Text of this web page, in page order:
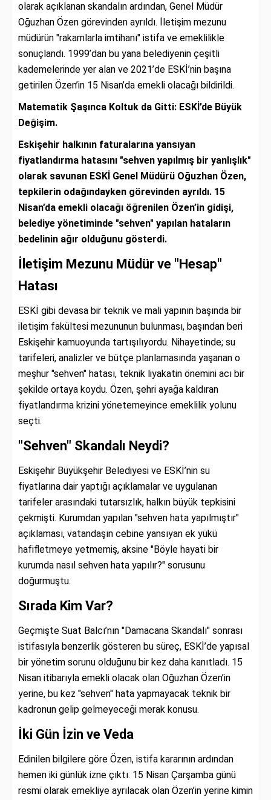
olarak açıklanan skandalın ardından, Genel Müdür
Oğuzhan Özen görevinden ayrıldı. İletişim mezunu
müdürün "rakamlarla imtihanı" istifa ve emeklilikle
sonuçlandı. 1999’dan bu yana belediyenin çeşitli
kademelerinde yer alan ve 2021’de ESKİ’nin başına
getirilen Özen’in 15 Nisan’da emekli olacağı bildirildi.
Matematik Şaşınca Koltuk da Gitti: ESKİ’de Büyük
Değişim.
Eskişehir halkının faturalarına yansıyan
fiyatlandırma hatasını "sehven yapılmış bir yanlışlık"
olarak savunan ESKİ Genel Müdürü Oğuzhan Özen,
tepkilerin odağındayken görevinden ayrıldı. 15
Nisan’da emekli olacağı öğrenilen Özen’in gidişi,
belediye yönetiminde "sehven" yapılan hataların
bedelinin ağır olduğunu gösterdi.
İletişim Mezunu Müdür ve "Hesap"
Hatası
ESKİ gibi devasa bir teknik ve mali yapının başında bir
iletişim fakültesi mezununun bulunması, başından beri
Eskişehir kamuoyunda tartışılıyordu. Nihayetinde; su
tarifeleri, analizler ve bütçe planlamasında yaşanan o
meşhur "sehven" hatası, teknik liyakatin önemini acı bir
şekilde ortaya koydu. Özen, şehri ayağa kaldıran
fiyatlandırma krizini yönetemeyince emeklilik yolunu
seçti.
"Sehven" Skandalı Neydi?
Eskişehir Büyükşehir Belediyesi ve ESKİ’nin su
fiyatlarına dair yaptığı açıklamalar ve uygulanan
tarifeler arasındaki tutarsızlık, halkın büyük tepkisini
çekmişti. Kurumdan yapılan "sehven hata yapılmıştır"
açıklaması, vatandaşın cebine yansıyan ek yükü
hafifletmeye yetmemiş, aksine "Böyle hayati bir
kurumda nasıl sehven hata yapılır?" sorusunu
doğurmuştu.
Sırada Kim Var?
Geçmişte Suat Balcı’nın "Damacana Skandalı" sonrası
istifasıyla benzerlik gösteren bu süreç, ESKİ’de yapısal
bir yönetim sorunu olduğunu bir kez daha kanıtladı. 15
Nisan itibarıyla emekli olacak olan Oğuzhan Özen’in
yerine, bu kez "sehven" hata yapmayacak teknik bir
kadronun gelip gelmeyeceği merak konusu.
İki Gün İzin ve Veda
Edinilen bilgilere göre Özen, istifa kararının ardından
hemen iki günlük izne çıktı. 15 Nisan Çarşamba günü
resmi olarak emekliye ayrılacak olan Özen’in yerine kimin